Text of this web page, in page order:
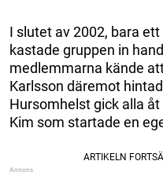
I slutet av 2002, bara
kastade gruppen in
medlemmarna kände
Karlsson däremot
Hursomhelst gick alla
Kim som startade en